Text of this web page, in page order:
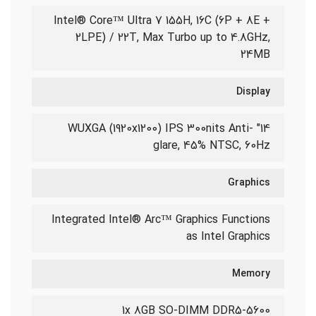
Intel® Core™ Ultra 7 155H, 16C (6P + 8E +
2LPE) / 22T, Max Turbo up to 4.8GHz,
24MB
Display
14" WUXGA (1920x1200) IPS 300nits Anti-
glare, 45% NTSC, 60Hz
Graphics
Integrated Intel® Arc™ Graphics Functions
as Intel Graphics
Memory
1x 8GB SO-DIMM DDR5-5600